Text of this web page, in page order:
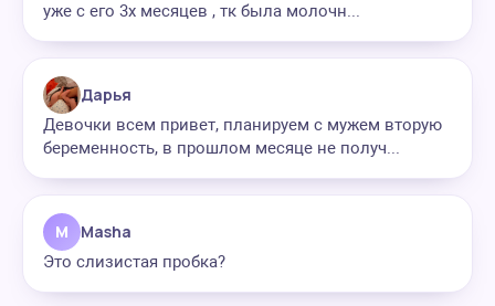
уже с его 3х месяцев , тк была молочн...
Дарья
Девочки всем привет, планируем с мужем вторую
беременность, в прошлом месяце не получ...
M Masha
Это слизистая пробка?